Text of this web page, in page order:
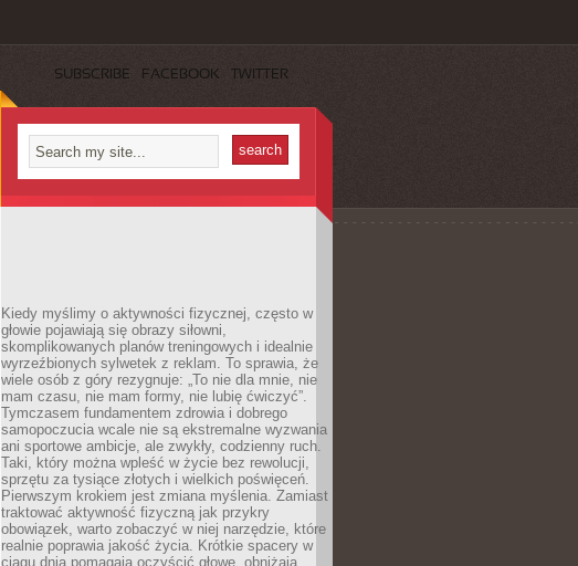
SUBSCRIBE FACEBOOK TWITTER
Kiedy myślimy o aktywności fizycznej, często w
głowie pojawiają się obrazy siłowni,
skomplikowanych planów treningowych i idealnie
wyrzeźbionych sylwetek z reklam. To sprawia, że
wiele osób z góry rezygnuje: „To nie dla mnie, nie
mam czasu, nie mam formy, nie lubię ćwiczyć”.
Tymczasem fundamentem zdrowia i dobrego
samopoczucia wcale nie są ekstremalne wyzwania
ani sportowe ambicje, ale zwykły, codzienny ruch.
Taki, który można wpleść w życie bez rewolucji,
sprzętu za tysiące złotych i wielkich poświęceń.
Pierwszym krokiem jest zmiana myślenia. Zamiast
traktować aktywność fizyczną jak przykry
obowiązek, warto zobaczyć w niej narzędzie, które
realnie poprawia jakość życia. Krótkie spacery w
ciągu dnia pomagają oczyścić głowę, obniżają